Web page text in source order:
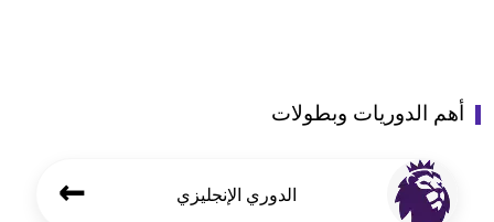
أهم الدوريات وبطولات
الدوري الإنجليزي ←